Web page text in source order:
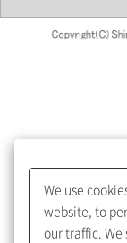
めしま
My SHIMADZU
取扱説明書・
We use
website, to
our traffic. We